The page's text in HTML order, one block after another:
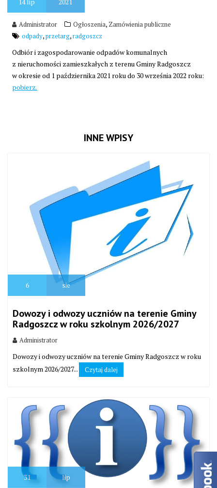
Administrator Ogłoszenia, Zamówienia publiczne
odpady,przetarg,radgoszcz
Odbiór i zagospodarowanie odpadów komunalnych
z nieruchomości zamieszkałych z terenu Gminy Radgoszcz
w okresie od 1 października 2021 roku do 30 września 2022 roku:
pobierz.
INNE WPISY
6 sie
Dowozy i odwozy uczniów na terenie Gminy
Radgoszcz w roku szkolnym 2026/2027
Administrator
Dowozy i odwozy uczniów na terenie Gminy Radgoszcz w roku
szkolnym 2026/2027...
Czytaj dalej
31 lip